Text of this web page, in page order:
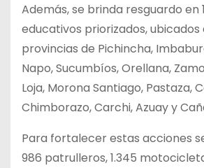
Además, se brinda resguardo en
educativos priorizados, ubicados
provincias de Pichincha,
Napo, Sucumbíos, Orellana,
Loja, Morona Santiago, Pastaza,
Chimborazo, Carchi, Azuay y
Para fortalecer estas acciones
986 patrulleros, 1.345